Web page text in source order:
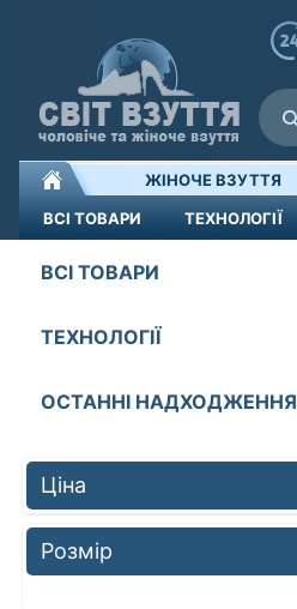
ВСІ ТОВАРИ ТЕХНОЛОГІЇ
ЖІНОЧЕ ВЗУТТЯ
ВСІ ТОВАРИ
ТЕХНОЛОГІЇ
ОСТАННІ НАДХОДЖЕННЯ
Ціна
Розмір